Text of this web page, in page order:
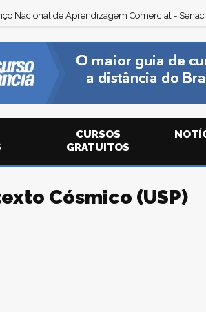
Nacional de Aprendizagem Comercial - Senac
CURSOS
GRATUITOS
Cósmico (USP)